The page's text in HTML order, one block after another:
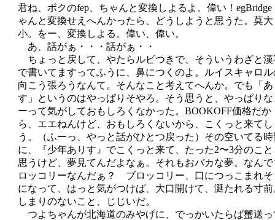
君ね、ボクのfep、ちゃんと変換しよるよ。偉い！egBridge
ゃんと変換せえへんかったら、どうしようと思うた。莫大
小。をー、変換しよる。偉い、偉い。
あ、話がぁ・・・話がぁ・・
ちょっと戻して、やたらルビつきで、そういうわざと漢
で書いてますってふうに、鼻につくのよ。ルイスキャロル
向こう張ろうなんて。そんなこと考えてへんか。でも「あ
す」というのはやっぱりそやろ。そう思うと、やっぱりな
ーって気がしておもしろくなかった。BOOKOFF価格だか
ら、エエねんけど、おもしろくないから、こくっと来てし
う。（ふーっ、やっと話がひとつ戻った）その空いてる時
に、『少年ありす』でこくっと来て、たった2〜3分のこと
思うけど、夢見てんだよなぁ。それもおバカな夢。なんで
ロッコリーなんだぁ？ ブロッコリー、口につっこまれそ
になって、はっと気がつけば、大口開けて、涎たれる寸前
しまりのないこと、じじいだ。
つよちゃんが北海道のみやげに、でっかいたらば蟹送っ